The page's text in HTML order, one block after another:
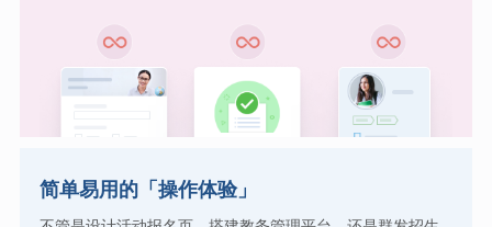
简单易用的「操作体验」